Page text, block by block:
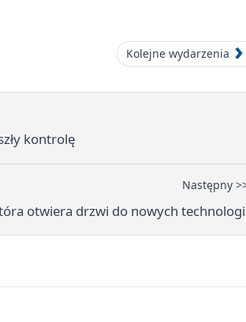
Kolejne wydarzenia
kontrolę
Następny
otwiera drzwi do nowych